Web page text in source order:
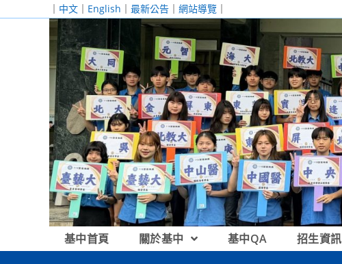
｜ 中文 ｜ English ｜ 最新公告 ｜ 網站導覽 ｜
基中首頁 關於基中 基中QA 招生資訊